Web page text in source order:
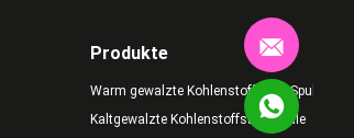
Produkte
Warm gewalzte Kohlenstoffstahl-Spule
Kaltgewalzte Kohlenstoffstahl-Spule